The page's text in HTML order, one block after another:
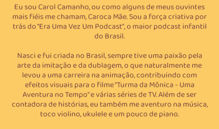
Eu sou Carol Camanho, ou como alguns de meus ouvintes
mais fiéis me chamam, Caroca Mãe. Sou a força criativa por
trás do "Era Uma Vez Um Podcast", o maior podcast infantil
do Brasil.
Nasci e fui criada no Brasil, sempre tive uma paixão pela
arte da imitação e da dublagem, o que naturalmente me
levou a uma carreira na animação, contribuindo com
efeitos visuais para o filme "Turma da Mônica - Uma
Aventura no Tempo" e várias séries de TV. Além de ser
contadora de histórias, eu também me aventuro na música,
toco violino, ukulele e um pouco de piano.